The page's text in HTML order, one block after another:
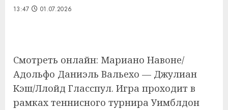
13:47 01.07.2026
Смотреть онлайн: Мариано Навоне/
Адольфо Даниэль Вальехо — Джулиан
Кэш/Ллойд Гласспул. Игра проходит в
рамках теннисного турнира Уимблдон